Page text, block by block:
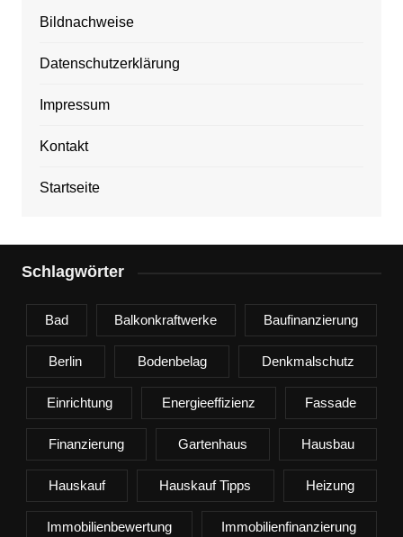
Bildnachweise
Datenschutzerklärung
Impressum
Kontakt
Startseite
Schlagwörter
Bad Balkonkraftwerke Baufinanzierung
Berlin Bodenbelag Denkmalschutz
Einrichtung Energieeffizienz Fassade
Finanzierung Gartenhaus Hausbau
Hauskauf Hauskauf Tipps Heizung
Immobilienbewertung Immobilienfinanzierung